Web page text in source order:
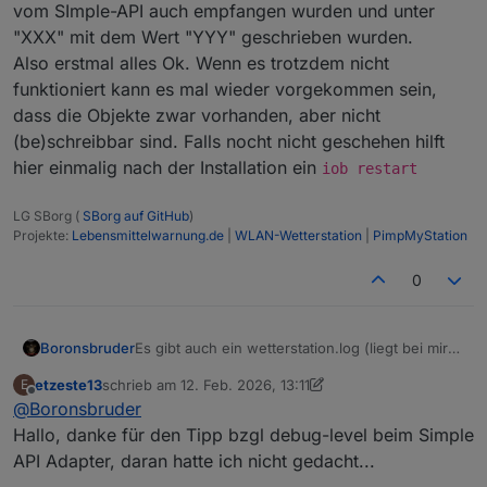
vom SImple-API auch empfangen wurden und unter
"XXX" mit dem Wert "YYY" geschrieben wurden.
Also erstmal alles Ok. Wenn es trotzdem nicht
funktioniert kann es mal wieder vorgekommen sein,
dass die Objekte zwar vorhanden, aber nicht
(be)schreibbar sind. Falls nocht nicht geschehen hilft
hier einmalig nach der Installation ein iob restart
LG SBorg ( SBorg auf GitHub)
Projekte: Lebensmittelwarnung.de WLAN-Wetterstation PimpMyStation
0
BoronsbruderEs gibt auch ein wetterstation.log (liegt bei mir
Du kannst auch den Simple-Api-Adapter auf
Debug stellen.
Dann sollte die Verbindung des Skripts zum
Adapter dokumentiert werden.
Achja und mit dem wetterstation.js sind die
Datenpunkte auch unter
"0_userdata.0.Wetterstation" angelegt worden?
E
Offline
etzeste13schrieb am 12. Feb. 2026, 13:11
zuletzt editiert von etzeste13 2. Dez. 2026, 14:20
@Boronsbruder
Hallo, danke für den Tipp bzgl debug-level beim Simple
API Adapter, daran hatte ich nicht gedacht...